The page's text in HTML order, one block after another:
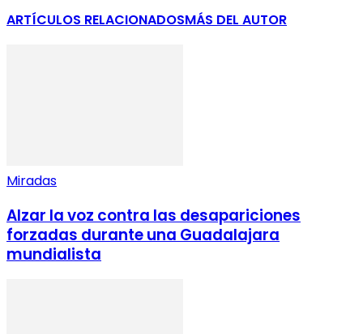
ARTÍCULOS RELACIONADOSMÁS DEL AUTOR
Miradas
Alzar la voz contra las desapariciones
forzadas durante una Guadalajara
mundialista